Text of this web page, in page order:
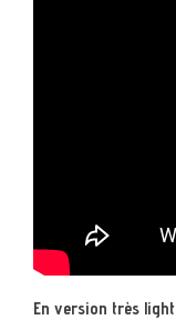
En version très light